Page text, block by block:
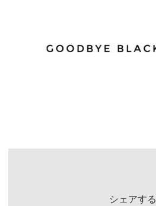
シェアする